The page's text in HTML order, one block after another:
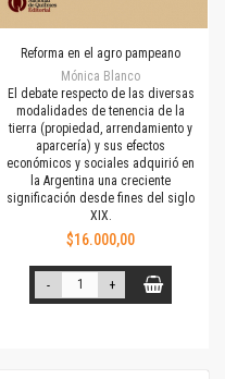
Reforma en el agro pampeano
Mónica Blanco
El debate respecto de las diversas
modalidades de tenencia de la
tierra (propiedad, arrendamiento y
aparcería) y sus efectos
económicos y sociales adquirió en
la Argentina una creciente
significación desde fines del siglo
XIX.
$16.000,00
- +